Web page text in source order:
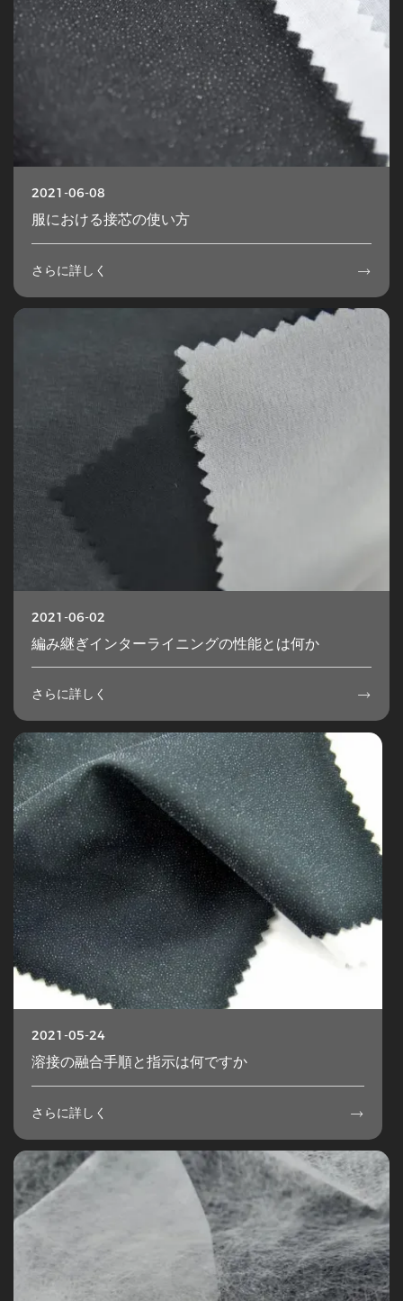
2021-06-08
服における接芯の使い方
さらに詳しく 
2021-06-02
編み継ぎインターライニングの性能とは何か
さらに詳しく 
2021-05-24
溶接の融合手順と指示は何ですか
さらに詳しく 